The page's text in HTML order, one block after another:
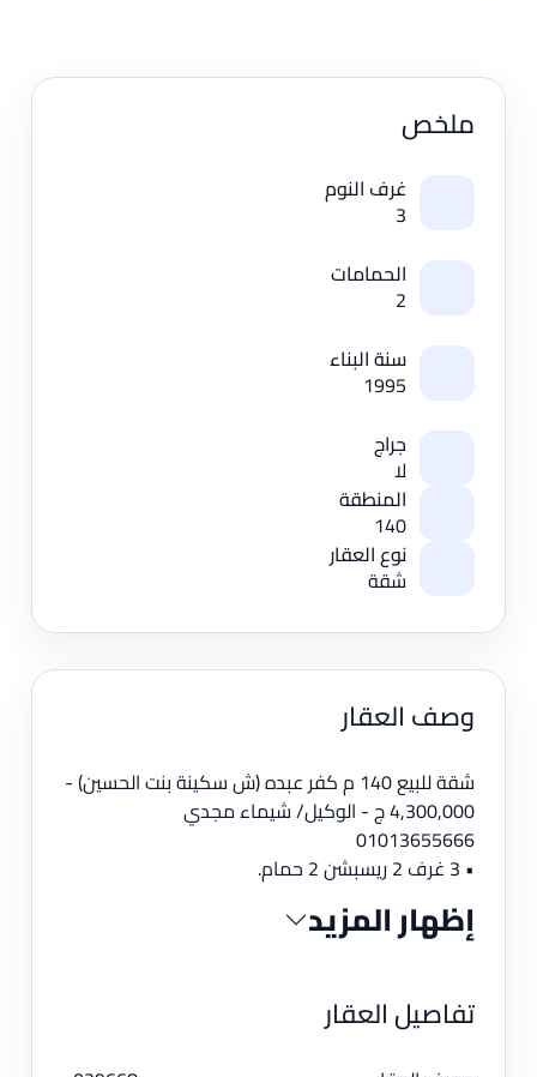
ملخص
غرف النوم
3
الحمامات
2
سنة البناء
1995
جراج
لا
المنطقة
140
نوع العقار
شقة
وصف العقار
شقة للبيع 140 م كفر عبده (ش سكينة بنت الحسين) -
4,300,000 ج - الوكيل/ شيماء مجدي
01013655666
• 3 غرف 2 ريسبشن 2 حمام.
إظهار المزيد
تفاصيل العقار